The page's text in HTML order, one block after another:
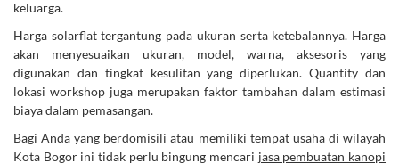
keluarga.
Harga solarflat tergantung pada ukuran serta ketebalannya. Harga
akan menyesuaikan ukuran, model, warna, aksesoris yang
digunakan dan tingkat kesulitan yang diperlukan. Quantity dan
lokasi workshop juga merupakan faktor tambahan dalam estimasi
biaya dalam pemasangan.
Bagi Anda yang berdomisili atau memiliki tempat usaha di wilayah
Kota Bogor ini tidak perlu bingung mencari jasa pembuatan kanopi